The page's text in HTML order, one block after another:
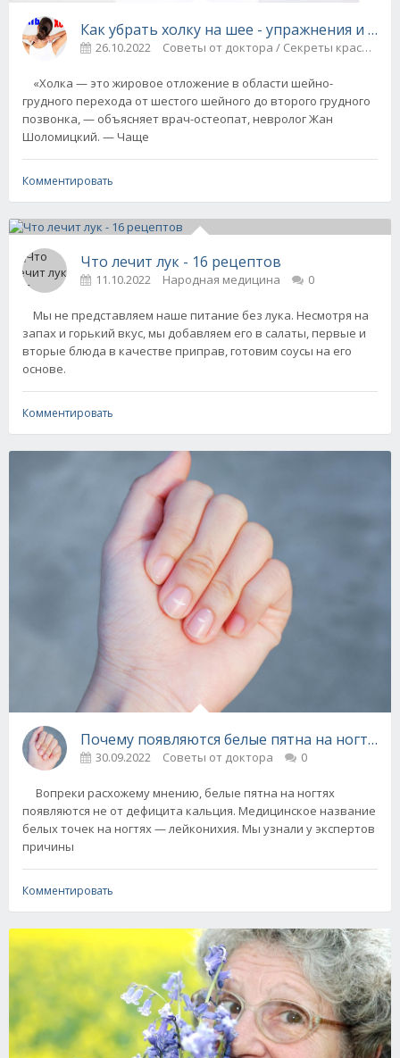
Как убрать холку на шее - упражнения и
26.10.2022 Советы от доктора / Секреты красоты
«Холка — это жировое отложение в области шейно-
грудного перехода от шестого шейного до второго грудного
позвонка, — объясняет врач-остеопат, невролог Жан
Шоломицкий. — Чаще
Комментировать
Что лечит лук - 16 рецептов
11.10.2022 Народная медицина 0
Мы не представляем наше питание без лука. Несмотря на
запах и горький вкус, мы добавляем его в салаты, первые и
вторые блюда в качестве приправ, готовим соусы на его
основе.
Комментировать
Почему появляются белые пятна на ногтях и
30.09.2022 Советы от доктора 0
Вопреки расхожему мнению, белые пятна на ногтях
появляются не от дефицита кальция. Медицинское название
белых точек на ногтях — лейконихия. Мы узнали у экспертов
причины
Комментировать